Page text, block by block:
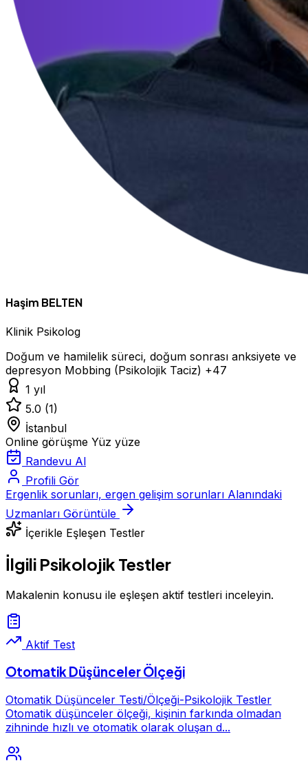
Haşim BELTEN
Klinik Psikolog
Doğum ve hamilelik süreci, doğum sonrası anksiyete ve
depresyon Mobbing (Psikolojik Taciz) +47
1 yıl
5.0 (1)
İstanbul
Online görüşme Yüz yüze
Randevu Al
Profili Gör
Ergenlik sorunları, ergen gelişim sorunları Alanındaki
Uzmanları Görüntüle
İçerikle Eşleşen Testler
İlgili Psikolojik Testler
Makalenin konusu ile eşleşen aktif testleri inceleyin.
Aktif Test
Otomatik Düşünceler Ölçeği
Otomatik Düşünceler Testi/Ölçeği-Psikolojik Testler
Otomatik düşünceler ölçeği, kişinin farkında olmadan
zihninde hızlı ve otomatik olarak oluşan d...